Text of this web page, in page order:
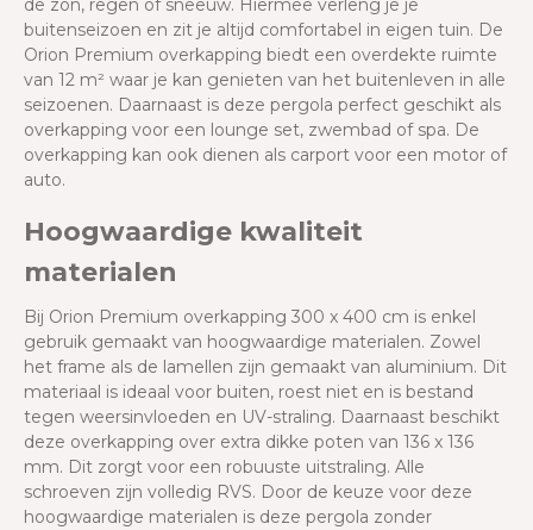
de zon, regen of sneeuw. Hiermee verleng je je
buitenseizoen en zit je altijd comfortabel in eigen tuin. De
Orion Premium overkapping biedt een overdekte ruimte
van 12 m² waar je kan genieten van het buitenleven in alle
seizoenen. Daarnaast is deze pergola perfect geschikt als
overkapping voor een lounge set, zwembad of spa. De
overkapping kan ook dienen als carport voor een motor of
auto.
Hoogwaardige kwaliteit
materialen
Bij Orion Premium overkapping 300 x 400 cm is enkel
gebruik gemaakt van hoogwaardige materialen. Zowel
het frame als de lamellen zijn gemaakt van aluminium. Dit
materiaal is ideaal voor buiten, roest niet en is bestand
tegen weersinvloeden en UV-straling. Daarnaast beschikt
deze overkapping over extra dikke poten van 136 x 136
mm. Dit zorgt voor een robuuste uitstraling. Alle
schroeven zijn volledig RVS. Door de keuze voor deze
hoogwaardige materialen is deze pergola zonder